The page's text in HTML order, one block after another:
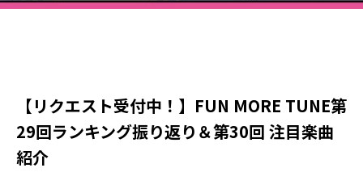
【リクエスト受付中！】FUN MORE TUNE第
29回ランキング振り返り＆第30回 注目楽曲
紹介